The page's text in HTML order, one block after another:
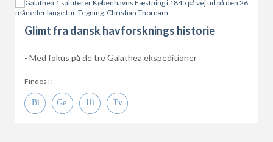
Glimt fra dansk havforsknings historie
- Med fokus på de tre Galathea ekspeditioner
Findes i: